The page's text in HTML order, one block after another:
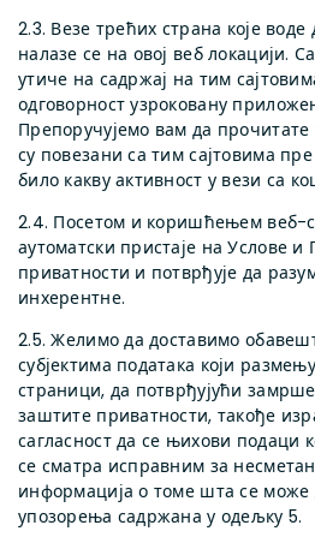
2.3. Везе трећих страна које воде
налазе се на овој веб локацији.
утиче на садржај на тим
одговорност узроковану
Препоручујемо вам да
су повезани са тим сајтовима
било какву активност у вези са
2.4. Посетом и коришћењем веб-
аутоматски пристаје на Услове
приватности и потврђује да
инхерентне.
2.5. Желимо да доставимо
субјектима података који
страници, да потврђујући
заштите приватности, такође
сагласност да се њихови подаци
се сматра исправним за
информација о томе шта се може
упозорења садржана у одељку 5.